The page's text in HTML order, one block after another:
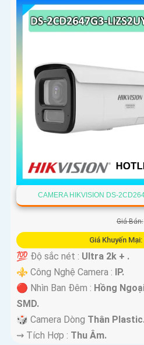
CAMERA HIKVISION DS-
Giá Bán:
Giá Khuyến Mại:
💯 Độ sắc nét : Ultra 2k + .
⚜️ Công Nghệ Camera : IP.
🔴 Nhìn Ban Đêm : Hồng
SMD.
🎲 Camera Dòng Thân
️⇝ Tích Hợp : Thu Âm.